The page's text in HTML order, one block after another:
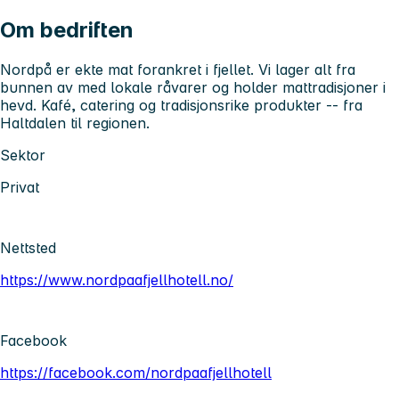
Om bedriften
Nordpå er ekte mat forankret i fjellet. Vi lager alt fra
bunnen av med lokale råvarer og holder mattradisjoner i
hevd. Kafé, catering og tradisjonsrike produkter -- fra
Haltdalen til regionen.
Sektor
Privat
Nettsted
https://www.nordpaafjellhotell.no/
Facebook
https://facebook.com/nordpaafjellhotell